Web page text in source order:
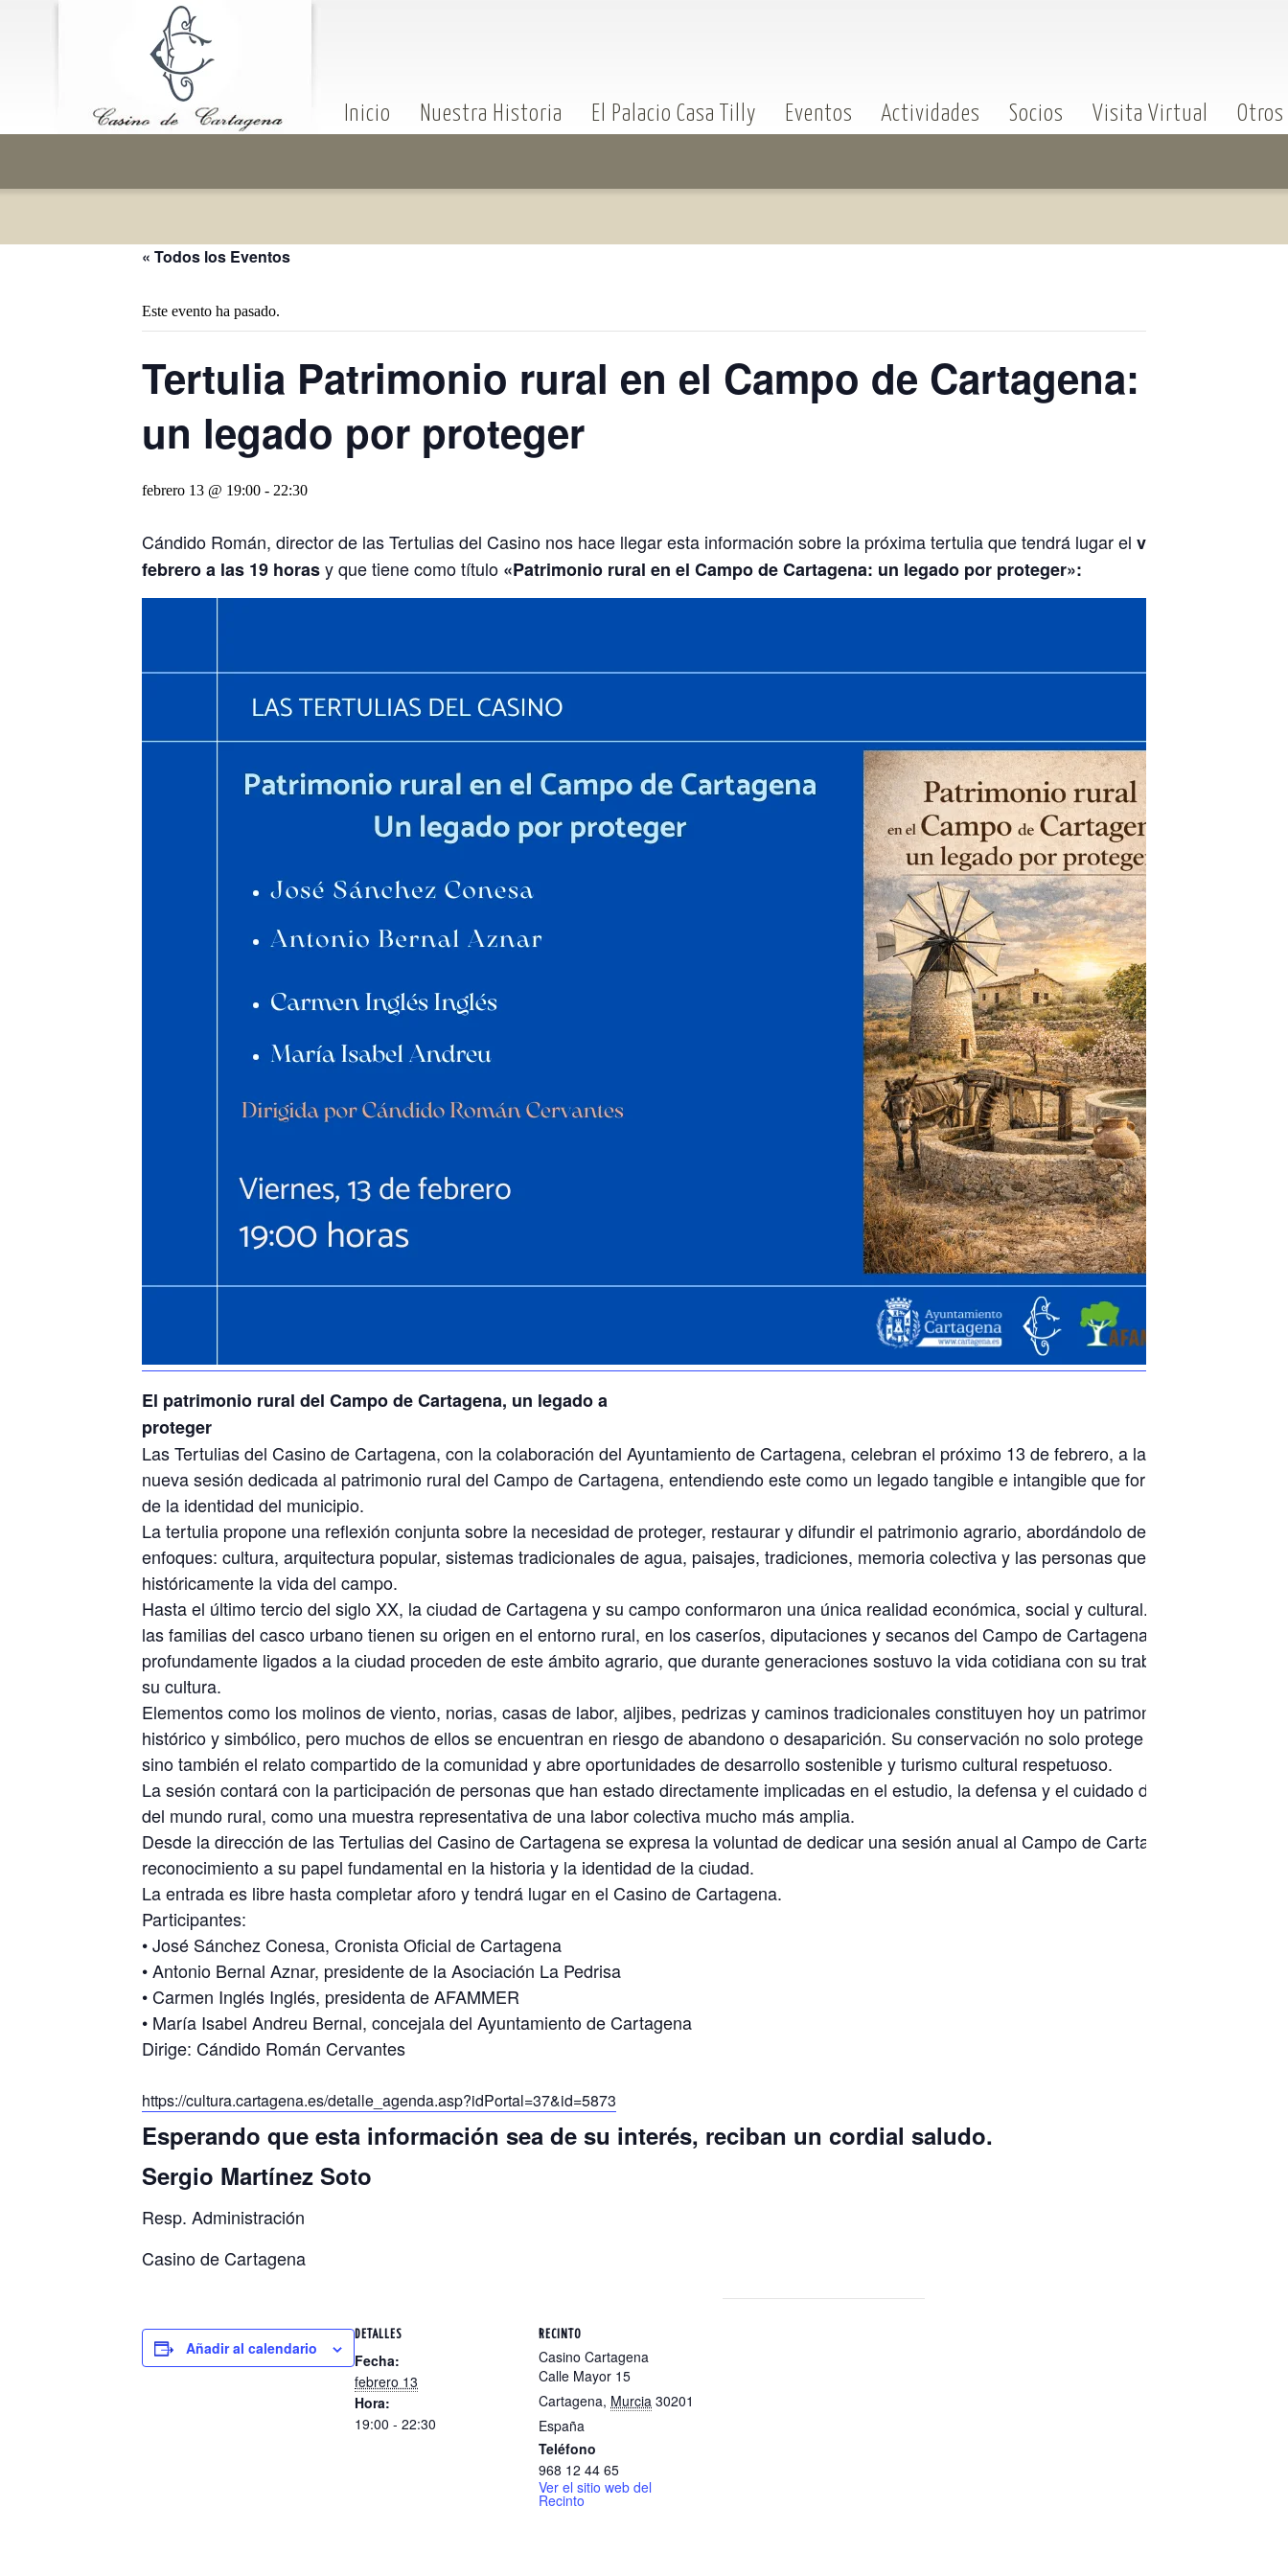
Inicio Nuestra Historia El Palacio Casa Tilly Eventos Actividades Socios Visita Virtual
« Todos los Eventos
Este evento ha pasado.
Tertulia Patrimonio rural en el Campo de Cartagena:
un legado por proteger
febrero 13 @ 19:00 - 22:30
Cándido Román, director de las Tertulias del Casino nos hace llegar esta información sobre la próxima tertulia que tendrá lugar el viernes 13 de
febrero a las 19 horasy que tiene como título «Patrimonio rural en el Campo de Cartagena: un legado por proteger»:
El patrimonio rural del Campo de Cartagena, un legado a
proteger
Las Tertulias del Casino de Cartagena, con la colaboración del Ayuntamiento de Cartagena, celebran el próximo 13 de febrero, a las 19:00 horas, una
nueva sesión dedicada al patrimonio rural del Campo de Cartagena, entendiendo este como un legado tangible e intangible que forma parte esencial
de la identidad del municipio.
La tertulia propone una reflexión conjunta sobre la necesidad de proteger, restaurar y difundir el patrimonio agrario, abordándolo desde distintos
enfoques: cultura, arquitectura popular, sistemas tradicionales de agua, paisajes, tradiciones, memoria colectiva y las personas que han sostenido
históricamente la vida del campo.
Hasta el último tercio del siglo XX, la ciudad de Cartagena y su campo conformaron una única realidad económica, social y cultural. Buena parte de
las familias del casco urbano tienen su origen en el entorno rural, en los caseríos, diputaciones y secanos del Campo de Cartagena. Apellidos
profundamente ligados a la ciudad proceden de este ámbito agrario, que durante generaciones sostuvo la vida cotidiana con su trabajo, sus oficios y
su cultura.
Elementos como los molinos de viento, norias, casas de labor, aljibes, pedrizas y caminos tradicionales constituyen hoy un patrimonio de gran valor
histórico y simbólico, pero muchos de ellos se encuentran en riesgo de abandono o desaparición. Su conservación no solo protege bienes materiales,
sino también el relato compartido de la comunidad y abre oportunidades de desarrollo sostenible y turismo cultural respetuoso.
La sesión contará con la participación de personas que han estado directamente implicadas en el estudio, la defensa y el cuidado de las tradiciones y
del mundo rural, como una muestra representativa de una labor colectiva mucho más amplia.
Desde la dirección de las Tertulias del Casino de Cartagena se expresa la voluntad de dedicar una sesión anual al Campo de Cartagena, como
reconocimiento a su papel fundamental en la historia y la identidad de la ciudad.
La entrada es libre hasta completar aforo y tendrá lugar en el Casino de Cartagena.
Participantes:
• José Sánchez Conesa, Cronista Oficial de Cartagena
• Antonio Bernal Aznar, presidente de la Asociación La Pedrisa
• Carmen Inglés Inglés, presidenta de AFAMMER
• María Isabel Andreu Bernal, concejala del Ayuntamiento de Cartagena
Dirige: Cándido Román Cervantes
https://cultura.cartagena.es/detalle_agenda.asp?idPortal=37&id=5873
Esperando que esta información sea de su interés, reciban un cordial saludo.
Sergio Martínez Soto
Resp. Administración
Casino de Cartagena
Añadir al calendario
DETALLES
Fecha:
febrero 13
Hora:
19:00 - 22:30
RECINTO
Casino Cartagena
Calle Mayor 15
Cartagena, Murcia 30201
España
Teléfono
968 12 44 65
Ver el sitio web del
Recinto